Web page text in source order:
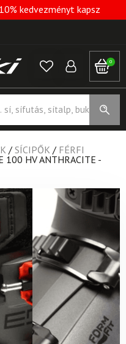
kedvezményt kapsz
0
/ SÍCIPŐK / FÉRFI
100 HV ANTHRACITE -